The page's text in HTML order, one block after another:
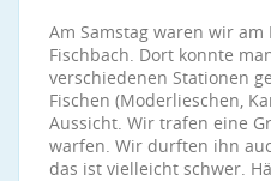
Am Samstag waren wir
Fischbach. Dort konnte
verschiedenen Stationen
Fischen (Moderlieschen,
Aussicht. Wir trafen eine
warfen. Wir durften ihn
das ist vielleicht schwer.